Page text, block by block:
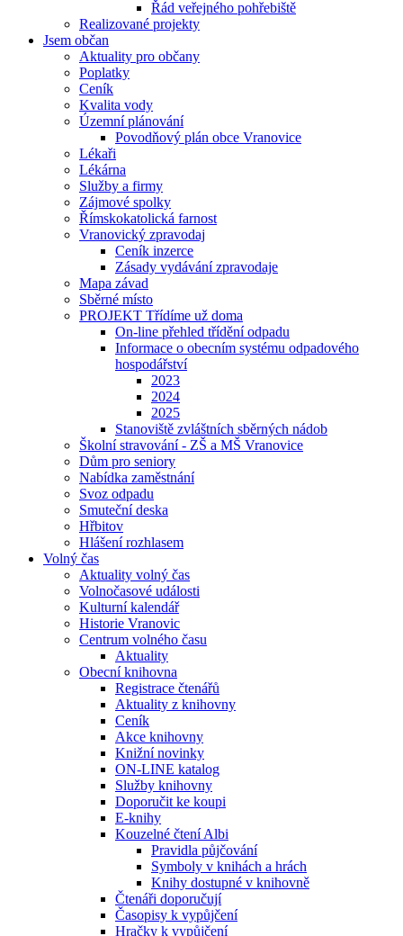
Řád veřejného pohřebiště
Realizované projekty
Jsem občan
Aktuality pro občany
Poplatky
Ceník
Kvalita vody
Územní plánování
Povodňový plán obce Vranovice
Lékaři
Lékárna
Služby a firmy
Zájmové spolky
Římskokatolická farnost
Vranovický zpravodaj
Ceník inzerce
Zásady vydávání zpravodaje
Mapa závad
Sběrné místo
PROJEKT Třídíme už doma
On-line přehled třídění odpadu
Informace o obecním systému odpadového
hospodářství
2023
2024
2025
Stanoviště zvláštních sběrných nádob
Školní stravování - ZŠ a MŠ Vranovice
Dům pro seniory
Nabídka zaměstnání
Svoz odpadu
Smuteční deska
Hřbitov
Hlášení rozhlasem
Volný čas
Aktuality volný čas
Volnočasové události
Kulturní kalendář
Historie Vranovic
Centrum volného času
Aktuality
Obecní knihovna
Registrace čtenářů
Aktuality z knihovny
Ceník
Akce knihovny
Knižní novinky
ON-LINE katalog
Služby knihovny
Doporučit ke koupi
E-knihy
Kouzelné čtení Albi
Pravidla půjčování
Symboly v knihách a hrách
Knihy dostupné v knihovně
Čtenáři doporučují
Časopisy k vypůjčení
Hračky k vypůjčení